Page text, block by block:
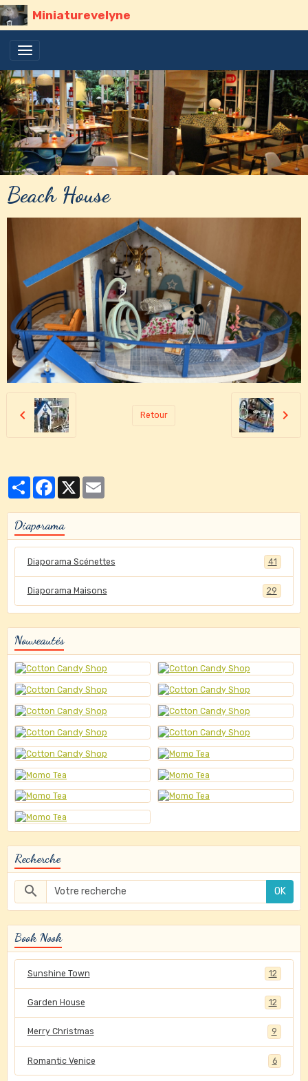
Miniaturevelyne
Beach House
Retour
PartagerFacebook
Diaporama
Diaporama Scénettes 41
Diaporama Maisons 29
Nouveautés
Recherche
OK
Book Nook
Sunshine Town 12
Garden House 12
Merry Christmas 9
Romantic Venice 6